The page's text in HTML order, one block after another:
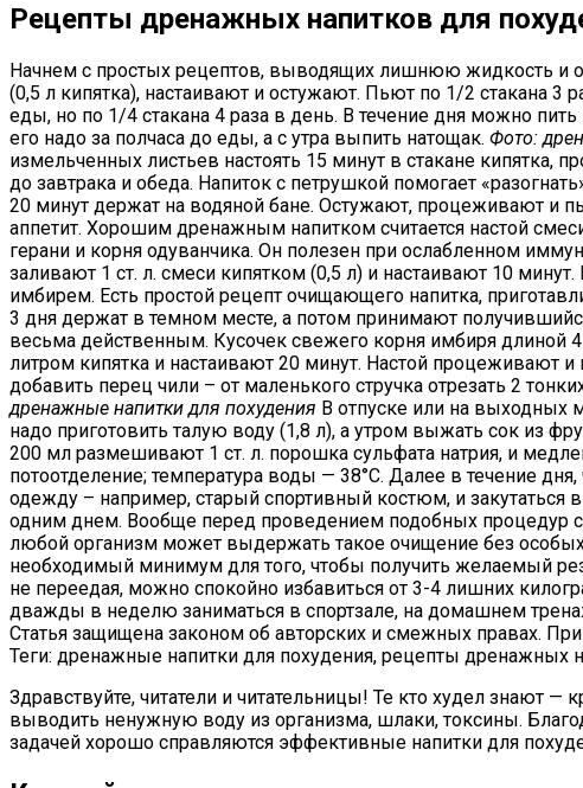
Рецепты дренажных напитков для
Начнем с простых рецептов, выводящих лишнюю жидкость и
(0,5 л кипятка), настаивают и остужают. Пьют по 1/2 стакана
еды, но по 1/4 стакана 4 раза в день. В течение дня можно
его надо за полчаса до еды, а с утра выпить натощак. Фото:
измельченных листьев настоять 15 минут в стакане кипятка,
до завтрака и обеда. Напиток с петрушкой помогает
20 минут держат на водяной бане. Остужают, процеживают и
аппетит. Хорошим дренажным напитком считается настой
герани и корня одуванчика. Он полезен при ослабленном
заливают 1 ст. л. смеси кипятком (0,5 л) и настаивают 10
имбирем. Есть простой рецепт очищающего напитка,
3 дня держат в темном месте, а потом принимают
весьма действенным. Кусочек свежего корня имбиря длиной
литром кипятка и настаивают 20 минут. Настой процеживают
добавить перец чили – от маленького стручка отрезать 2
дренажные напитки для похудения В отпуске или на выходных
надо приготовить талую воду (1,8 л), а утром выжать сок из
200 мл размешивают 1 ст. л. порошка сульфата натрия, и
потоотделение; температура воды — 38°C. Далее в течение
одежду – например, старый спортивный костюм, и закутаться
одним днем. Вообще перед проведением подобных процедур
любой организм может выдержать такое очищение без
необходимый минимум для того, чтобы получить желаемый
не переедая, можно спокойно избавиться от 3-4 лишних
дважды в неделю заниматься в спортзале, на домашнем
Статья защищена законом об авторских и смежных правах.
Теги: дренажные напитки для похудения, рецепты дренажных
Здравствуйте, читатели и читательницы! Те кто худел знают
выводить ненужную воду из организма, шлаки, токсины.
задачей хорошо справляются эффективные напитки для